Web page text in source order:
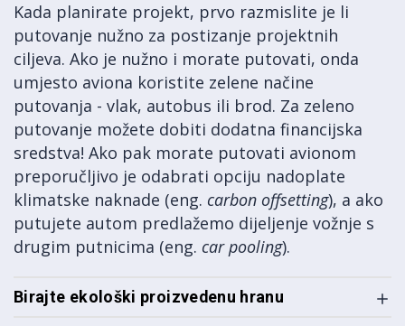
Kada planirate projekt, prvo razmislite je li
putovanje nužno za postizanje projektnih
ciljeva. Ako je nužno i morate putovati, onda
umjesto aviona koristite zelene načine
putovanja - vlak, autobus ili brod. Za zeleno
putovanje možete dobiti dodatna financijska
sredstva! Ako pak morate putovati avionom
preporučljivo je odabrati opciju nadoplate
klimatske naknade (eng. carbon offsetting), a ako
putujete autom predlažemo dijeljenje vožnje s
drugim putnicima (eng. car pooling).
Birajte ekološki proizvedenu hranu